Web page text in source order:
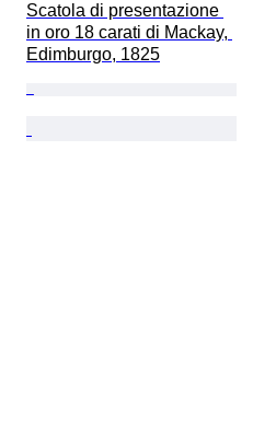
Scatola di presentazione
in oro 18 carati di Mackay,
Edimburgo, 1825